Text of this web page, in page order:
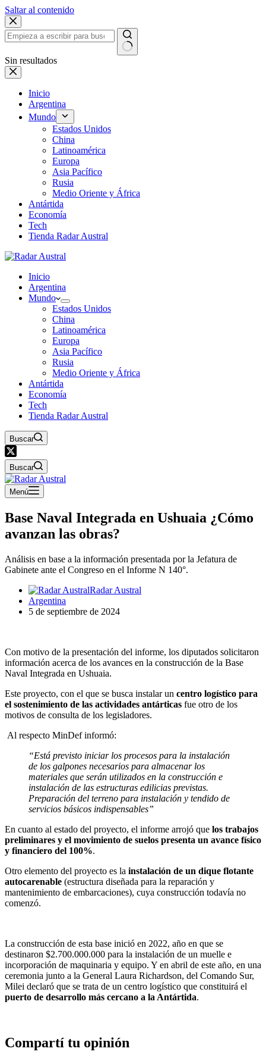
Saltar al contenido
Sin resultados
Inicio
Argentina
Mundo
Estados Unidos
China
Latinoamérica
Europa
Asia Pacífico
Rusia
Medio Oriente y África
Antártida
Economía
Tech
Tienda Radar Austral
Inicio
Argentina
Mundo
Estados Unidos
China
Latinoamérica
Europa
Asia Pacífico
Rusia
Medio Oriente y África
Antártida
Economía
Tech
Tienda Radar Austral
Buscar
Buscar
Menú
Base Naval Integrada en Ushuaia ¿Cómo
avanzan las obras?
Análisis en base a la información presentada por la Jefatura de
Gabinete ante el Congreso en el Informe N 140°.
Radar Austral
Argentina
5 de septiembre de 2024
Con motivo de la presentación del informe, los diputados solicitaron
información acerca de los avances en la construcción de la Base
Naval Integrada en Ushuaia.
Este proyecto, con el que se busca instalar un centro logístico para
el sostenimiento de las actividades antárticas fue otro de los
motivos de consulta de los legisladores.
Al respecto MinDef informó:
“Está previsto iniciar los procesos para la instalación
de los galpones necesarios para almacenar los
materiales que serán utilizados en la construcción e
instalación de las estructuras edilicias previstas.
Preparación del terreno para instalación y tendido de
servicios básicos indispensables”
En cuanto al estado del proyecto, el informe arrojó que los trabajos
preliminares y el movimiento de suelos presenta un avance físico
y financiero del 100%.
Otro elemento del proyecto es la instalación de un dique flotante
autocarenable (estructura diseñada para la reparación y
mantenimiento de embarcaciones), cuya construcción todavía no
comenzó.
La construcción de esta base inició en 2022, año en que se
destinaron $2.700.000.000 para la instalación de un muelle e
incorporación de maquinaria y equipo. Y en abril de este año, en una
ceremonia junto a la General Laura Richardson, del Comando Sur,
Milei declaró que se trata de un centro logístico que constituirá el
puerto de desarrollo más cercano a la Antártida.
Compartí tu opinión